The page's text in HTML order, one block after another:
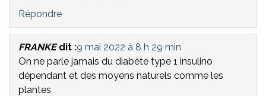
Répondre
FRANKE dit :9 mai 2022 à 8 h 29 min
On ne parle jamais du diabète type 1 insulino
dépendant et des moyens naturels comme les
plantes